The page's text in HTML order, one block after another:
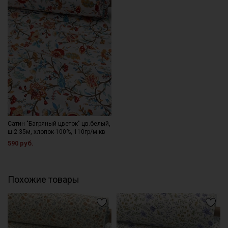
Сатин "Багряный цветок" цв.белый,
ш.2.35м, хлопок-100%, 110гр/м.кв
590 руб.
Похожие товары